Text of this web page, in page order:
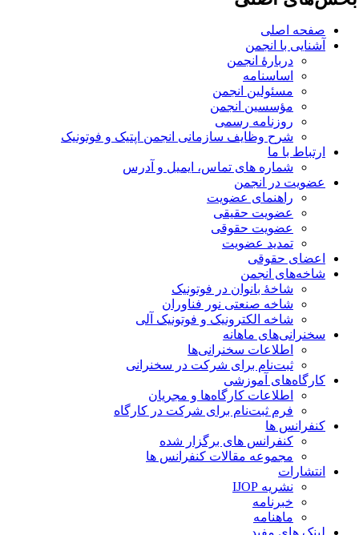
صفحه اصلی
آشنایی با انجمن
دربارۀ انجمن
اساسنامه
مسئولین انجمن
مؤسسین انجمن
روزنامه رسمی
شرح وظایف سازمانی انجمن اپتیک و فوتونیک
ارتباط با ما
شماره های تماس، ایمیل و آدرس
عضویت در انجمن
راهنمای عضویت
عضویت حقیقی
عضویت حقوقی
تمدید عضویت
اعضای حقوقی
شاخه‌های انجمن
شاخۀ بانوان در فوتونیک
شاخه صنعتی نور فناوران
شاخه‌ الکترونیک و فوتونیک آلی
سخنرانی‌های ماهانه
اطلاعات سخنرانی‌‌ها
ثبت‌نام برای شرکت در سخنرانی
کارگاه‌های آموزشی
اطلاعات کارگاه‌ها و مجریان
فرم ثبت‌نام برای شرکت در کارگاه
کنفرانس ها
کنفرانس های برگزار شده
مجموعه مقالات کنفرانس ها
انتشارات
نشریه IJOP
خبرنامه
ماهنامه
لینک های مفید